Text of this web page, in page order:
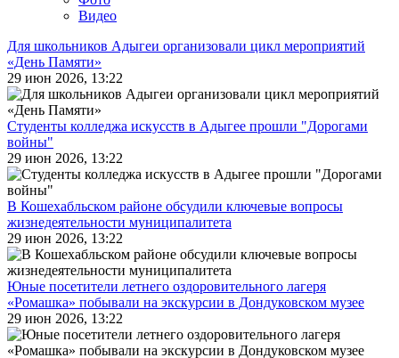
Видео
Для школьников Адыгеи организовали цикл мероприятий
«День Памяти»
29 июн 2026, 13:22
Студенты колледжа искусств в Адыгее прошли "Дорогами
войны"
29 июн 2026, 13:22
В Кошехабльском районе обсудили ключевые вопросы
жизнедеятельности муниципалитета
29 июн 2026, 13:22
Юные посетители летнего оздоровительного лагеря
«Ромашка» побывали на экскурсии в Дондуковском музее
29 июн 2026, 13:22